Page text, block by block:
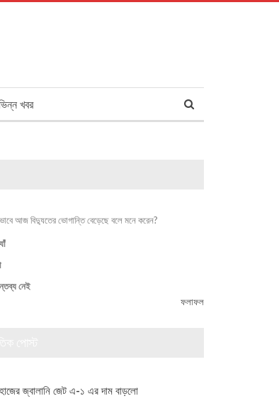
খবর
আজ বিদ্যুতের ভোগান্তি বেড়েছে বলে মনে করেন?
নেই
ফলাফল
জ্বালানি জেট এ-১ এর দাম বাড়লো